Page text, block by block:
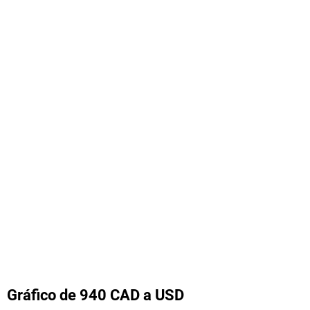
Gráfico de 940 CAD a USD